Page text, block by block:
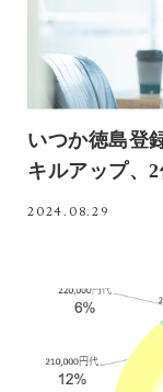
いつか徳島登
キルアップ、
2024.08.29